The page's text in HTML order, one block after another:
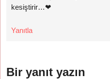
kesiştirir…❤
Yanıtla
Bir yanıt yazın